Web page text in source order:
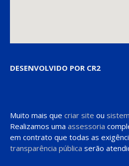
DESENVOLVIDO POR CR2
Muito mais que criar site ou
Realizamos uma assessoria
em contrato que todas as
transparência pública serão